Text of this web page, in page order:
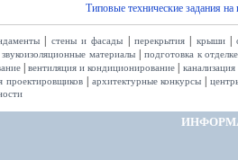
Типовые технические задания на
стены и фасады перекрытия| крыши|
звукоизоляционные материалы|
подготовка к отделке
| вентиляция и кондиционирование канализация
проектировщиков архитектурные конкурсы